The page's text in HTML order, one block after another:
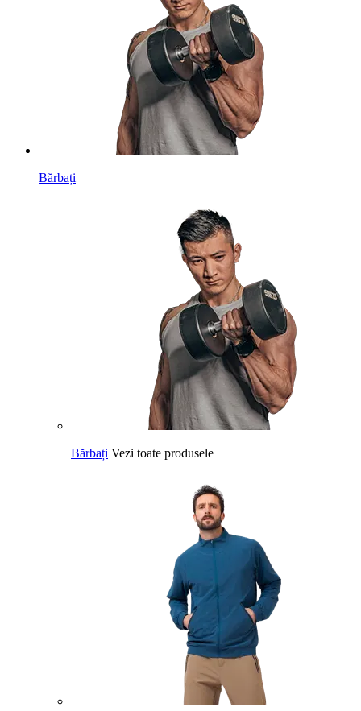
Bărbați
Bărbați Vezi toate produsele